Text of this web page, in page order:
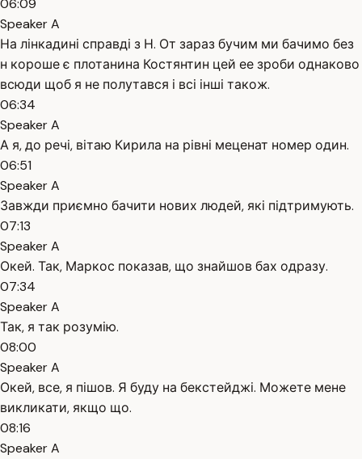
06:09
Speaker A
На лінкадині справді з Н. От зараз бучим ми бачимо без
н короше є плотанина Костянтин цей ее зроби однаково
всюди щоб я не полутався і всі інші також.
06:34
Speaker A
А я, до речі, вітаю Кирила на рівні меценат номер один.
06:51
Speaker A
Завжди приємно бачити нових людей, які підтримують.
07:13
Speaker A
Окей. Так, Маркос показав, що знайшов бах одразу.
07:34
Speaker A
Так, я так розумію.
08:00
Speaker A
Окей, все, я пішов. Я буду на бекстейджі. Можете мене
викликати, якщо що.
08:16
Speaker A